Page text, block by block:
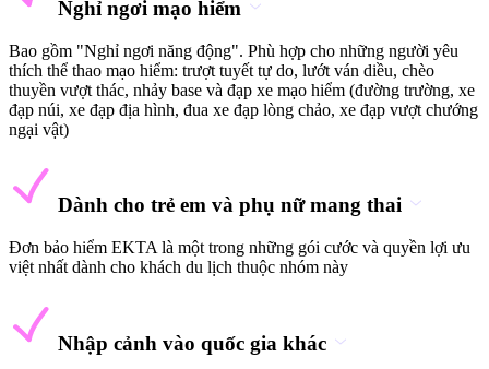
Nghỉ ngơi mạo hiểm
Bao gồm "Nghỉ ngơi năng động". Phù hợp cho những người yêu
thích thể thao mạo hiểm: trượt tuyết tự do, lướt ván diều, chèo
thuyền vượt thác, nhảy base và đạp xe mạo hiểm (đường trường, xe
đạp núi, xe đạp địa hình, đua xe đạp lòng chảo, xe đạp vượt chướng
ngại vật)
Dành cho trẻ em và phụ nữ mang thai
Đơn bảo hiểm EKTA là một trong những gói cước và quyền lợi ưu
việt nhất dành cho khách du lịch thuộc nhóm này
Nhập cảnh vào quốc gia khác